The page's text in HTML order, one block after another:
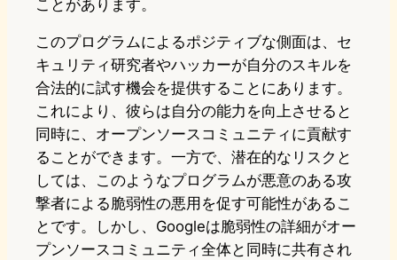
ことがあります。
このプログラムによるポジティブな側面は、セ
キュリティ研究者やハッカーが自分のスキルを
合法的に試す機会を提供することにあります。
これにより、彼らは自分の能力を向上させると
同時に、オープンソースコミュニティに貢献す
ることができます。一方で、潜在的なリスクと
しては、このようなプログラムが悪意のある攻
撃者による脆弱性の悪用を促す可能性があるこ
とです。しかし、Googleは脆弱性の詳細がオー
プンソースコミュニティ全体と同時に共有され